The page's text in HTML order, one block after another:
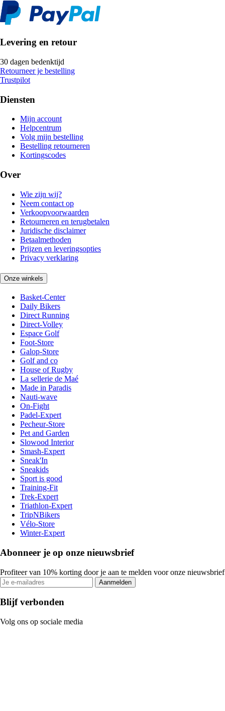
Levering en retour
30 dagen bedenktijd
Retourneer je bestelling
Trustpilot
Diensten
Mijn account
Helpcentrum
Volg mijn bestelling
Bestelling retourneren
Kortingscodes
Over
Wie zijn wij?
Neem contact op
Verkoopvoorwaarden
Retourneren en terugbetalen
Juridische disclaimer
Betaalmethoden
Prijzen en leveringsopties
Privacy verklaring
Onze winkels
Basket-Center
Daily Bikers
Direct Running
Direct-Volley
Espace Golf
Foot-Store
Galop-Store
Golf and co
House of Rugby
La sellerie de Maé
Made in Paradis
Nauti-wave
On-Fight
Padel-Expert
Pecheur-Store
Pet and Garden
Slowood Interior
Smash-Expert
Sneak'In
Sneakids
Sport is good
Training-Fit
Trek-Expert
Triathlon-Expert
TripNBikers
Vélo-Store
Winter-Expert
Abonneer je op onze nieuwsbrief
Profiteer van 10% korting door je aan te melden voor onze nieuwsbrief
Aanmelden
Blijf verbonden
Volg ons op sociale media